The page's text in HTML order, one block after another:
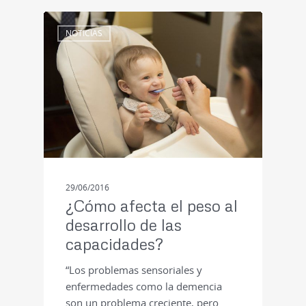
NOTICIAS
29/06/2016
¿Cómo afecta el peso al
desarrollo de las
capacidades?
“Los problemas sensoriales y
enfermedades como la demencia
son un problema creciente, pero